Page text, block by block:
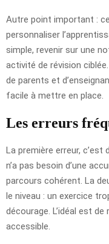
Autre point important :
personnaliser
simple, revenir sur une
activité de révision
de parents et
facile à mettre en place.
Les erreurs
La première erreur, c’est
n’a pas besoin d’une
parcours cohérent. La
le niveau : un exercice
décourage. L’idéal est
accessible.